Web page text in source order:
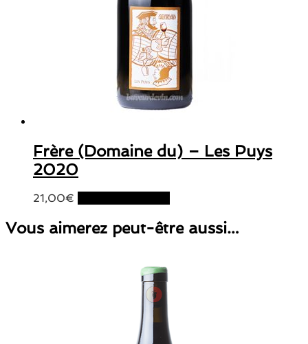
Frère (Domaine du) – Les Puys
2020
21,00€
Vous aimerez peut-être aussi…